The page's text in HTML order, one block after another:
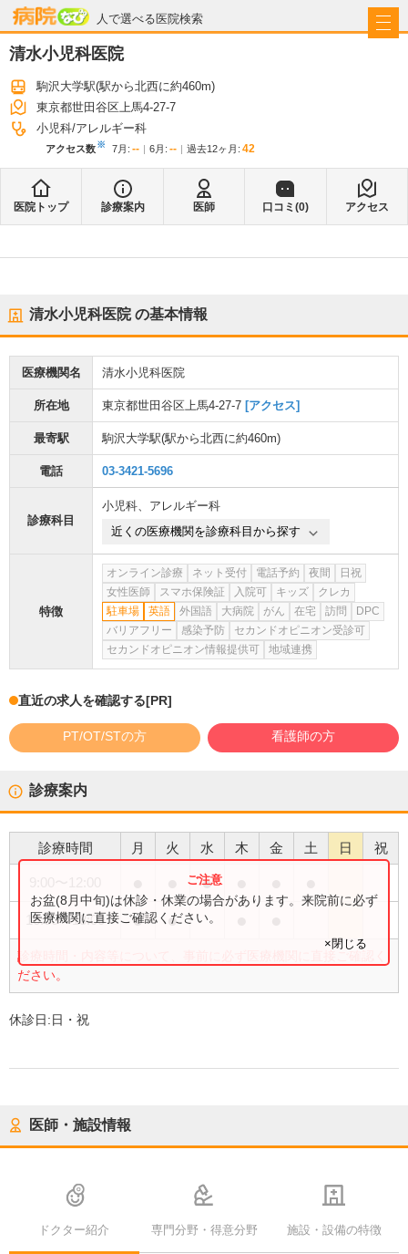
人で選べる医院検索
病院なび
清水小児科医院
駒沢大学駅(駅から北西に約460m)
東京都世田谷区上馬4-27-7
小児科 アレルギー科
アクセス数※ 7月 : -- 6月 : -- 過去12ヶ月: 42
医院トップ 診療案内 医師 口コミ(0) アクセス
清水小児科医院の基本情報
医療機関名 清水小児科医院
所在地 東京都世田谷区上馬4-27-7 [アクセス]
最寄駅 駒沢大学駅(駅から北西に約460m)
電話 03-3421-5696
診療科目
小児科、 アレルギー科
近くの医療機関を診療科目から探す
特徴
オンライン診療 ネット受付 電話予約 夜間
日祝
女性医師
スマホ保険証 入院可 キッズ
クレカ
駐車場
英語 外国語 大病院 がん 在宅 訪問
DPC
バリアフリー
感染予防
セカンドオピニオン受診可
セカンドオピニオン情報提供可
地域連携
直近の求人を確認する[PR]
PT/OT/STの方 看護師の方
診療案内
診療時間 月 火 水 木 金 土 日 祝
●
16:00〜18:00 ● ●
診療時間・内容等について、事前に必ず医療機関に直接ご確認く
ださい。
お盆(8月中旬)は休診・休業の場合があります。来院前に必ず
医療機関に直接ご確認ください。
×閉じる
休診日:日・祝
医師・施設情報
ドクター紹介 専門分野・得意分野 施設・設備の特徴